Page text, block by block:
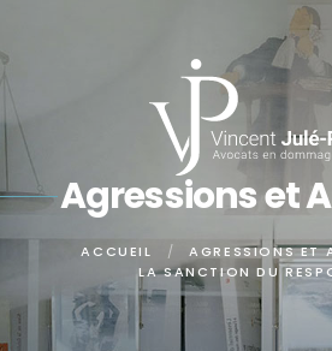
Panneau de gestion des cookies
Agressions et
ACCUEIL
AGRESSIONS ET
LA SANCTION DU